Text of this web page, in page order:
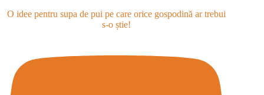
O idee pentru supa de pui pe care orice gospodină ar trebui
s-o știe!